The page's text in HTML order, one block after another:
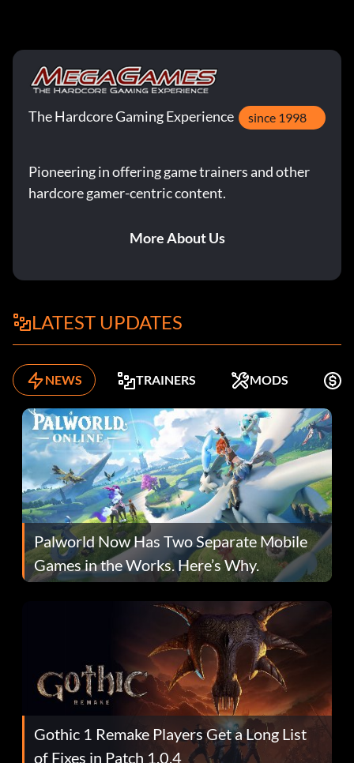
The Hardcore Gaming Experience since 1998
Pioneering in offering game trainers and other
hardcore gamer-centric content.
More About Us
LATEST UPDATES
NEWS TRAINERS MODS
Palworld Now Has Two Separate Mobile
Games in the Works. Here’s Why.
Gothic 1 Remake Players Get a Long List
of Fixes in Patch 1.0.4